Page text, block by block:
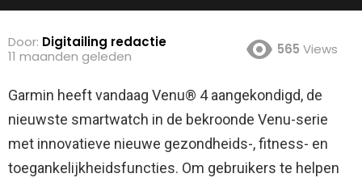
Door: Digitailing redactie
11 maanden geleden
565 Views
Garmin heeft vandaag Venu® 4 aangekondigd, de
nieuwste smartwatch in de bekroonde Venu-serie
met innovatieve nieuwe gezondheids-, fitness- en
toegankelijkheidsfuncties. Om gebruikers te helpen